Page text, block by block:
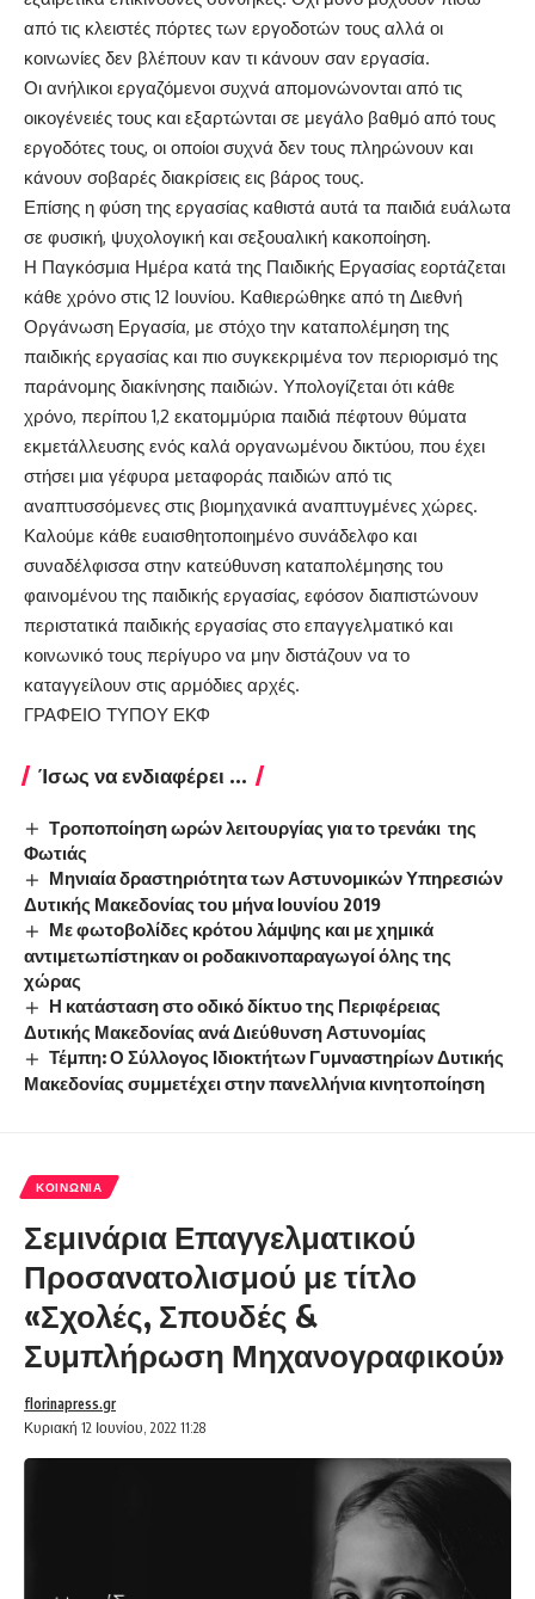
από τις κλειστές πόρτες των εργοδοτών τους αλλά οι
κοινωνίες δεν βλέπουν καν τι κάνουν σαν εργασία.
Οι ανήλικοι εργαζόμενοι συχνά απομονώνονται από τις
οικογένειές τους και εξαρτώνται σε μεγάλο βαθμό από τους
εργοδότες τους, οι οποίοι συχνά δεν τους πληρώνουν και
κάνουν σοβαρές διακρίσεις εις βάρος τους.
Επίσης η φύση της εργασίας καθιστά αυτά τα παιδιά ευάλωτα
σε φυσική, ψυχολογική και σεξουαλική κακοποίηση.
Η Παγκόσμια Ημέρα κατά της Παιδικής Εργασίας εορτάζεται
κάθε χρόνο στις 12 Ιουνίου. Καθιερώθηκε από τη Διεθνή
Οργάνωση Εργασία, με στόχο την καταπολέμηση της
παιδικής εργασίας και πιο συγκεκριμένα τον περιορισμό της
παράνομης διακίνησης παιδιών. Υπολογίζεται ότι κάθε
χρόνο, περίπου 1,2 εκατομμύρια παιδιά πέφτουν θύματα
εκμετάλλευσης ενός καλά οργανωμένου δικτύου, που έχει
στήσει μια γέφυρα μεταφοράς παιδιών από τις
αναπτυσσόμενες στις βιομηχανικά αναπτυγμένες χώρες.
Καλούμε κάθε ευαισθητοποιημένο συνάδελφο και
συναδέλφισσα στην κατεύθυνση καταπολέμησης του
φαινομένου της παιδικής εργασίας, εφόσον διαπιστώνουν
περιστατικά παιδικής εργασίας στο επαγγελματικό και
κοινωνικό τους περίγυρο να μην διστάζουν να το
καταγγείλουν στις αρμόδιες αρχές.
ΓΡΑΦΕΙΟ ΤΥΠΟΥ ΕΚΦ
Ίσως να ενδιαφέρει ...
Τροποποίηση ωρών λειτουργίας για το τρενάκι της
Φωτιάς
Μηνιαία δραστηριότητα των Αστυνομικών Υπηρεσιών
Δυτικής Μακεδονίας του μήνα Ιουνίου 2019
Με φωτοβολίδες κρότου λάμψης και με χημικά
αντιμετωπίστηκαν οι ροδακινοπαραγωγοί όλης της
χώρας
Η κατάσταση στο οδικό δίκτυο της Περιφέρειας
Δυτικής Μακεδονίας ανά Διεύθυνση Αστυνομίας
Τέμπη: Ο Σύλλογος Ιδιοκτήτων Γυμναστηρίων Δυτικής
Μακεδονίας συμμετέχει στην πανελλήνια κινητοποίηση
ΚΟΙΝΩΝΊΑ
Σεμινάρια Επαγγελματικού
Προσανατολισμού με τίτλο
«Σχολές, Σπουδές &
Συμπλήρωση Μηχανογραφικού»
Κυριακή 12 Ιουνίου, 2022 11:28
florinapress.gr